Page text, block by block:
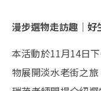
漫步選物走訪趣｜好
本活動於11月14日
物展開淡水老街之